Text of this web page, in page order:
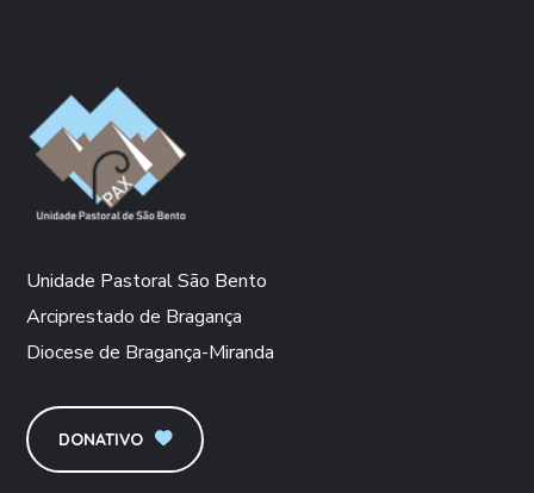
Unidade Pastoral São Bento
Arciprestado de Bragança
Diocese de Bragança-Miranda
DONATIVO